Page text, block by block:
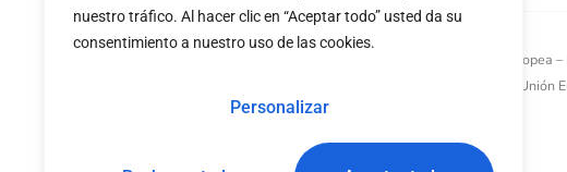
nuestro tráfico. Al hacer clic en “Aceptar todo” usted da su
consentimiento a nuestro uso de las cookies.
Personalizar
«financiado por la
«Financiado por la Unión
necesariamente los de la Unión